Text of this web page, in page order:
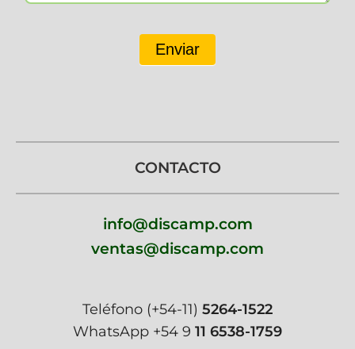
Enviar
CONTACTO
info@discamp.com
ventas@discamp.com
Teléfono (+54-11) 5264-1522
WhatsApp +54 9 11 6538-1759